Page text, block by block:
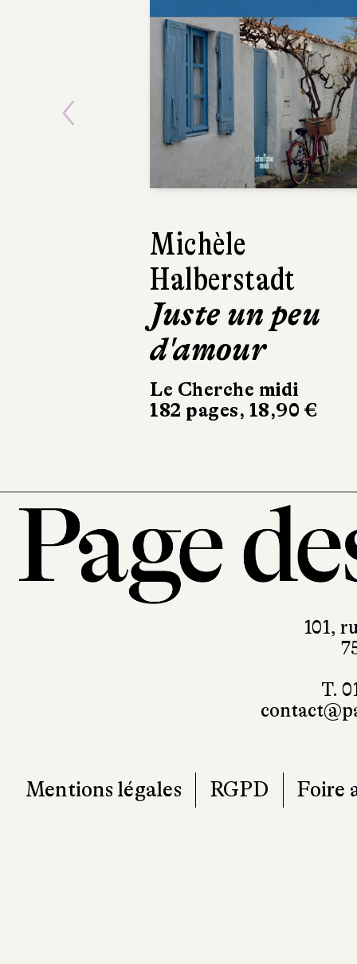
Ariane
Béatrice
Mères et
Éditions de La
238 pages, 32,90
Previous
T.